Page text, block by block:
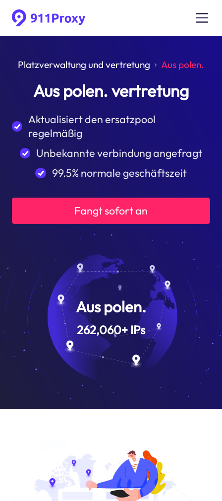
Platzverwaltung und vertretung Aus polen.
Aus polen. vertretung
Aktualisiert den ersatzpool
regelmäßig
Unbekannte verbindung angefragt
99.5% normale geschäftszeit
Fangt sofort an
Aus polen.
262,060+ IPs